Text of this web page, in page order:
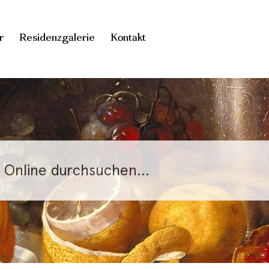
Residenzgalerie Kontakt